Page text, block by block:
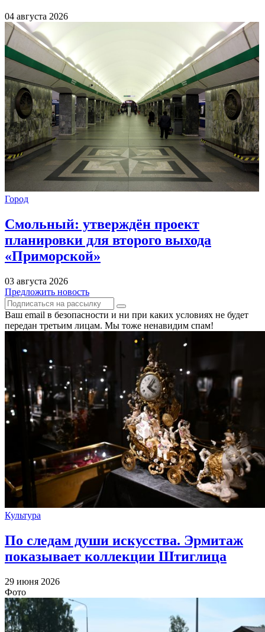
04 августа 2026
Город
Смольный: утверждён проект
планировки для второго выхода
«Приморской»
03 августа 2026
Предложить новость
Ваш email в безопасности и ни при каких условиях не будет
передан третьим лицам. Мы тоже ненавидим спам!
Культура
По следам души искусства. Эрмитаж
показывает коллекции Штиглица
29 июня 2026
Фото